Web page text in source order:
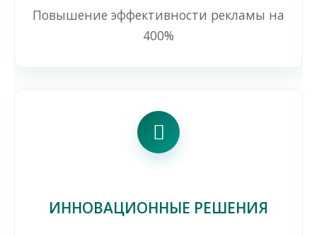
Повышение эффективности рекламы на
400%
ИННОВАЦИОННЫЕ РЕШЕНИЯ